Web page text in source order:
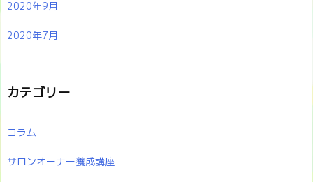
2020年9月
2020年7月
カテゴリー
コラム
サロンオーナー養成講座